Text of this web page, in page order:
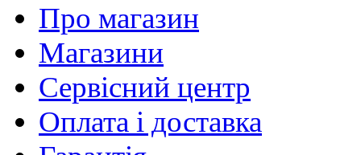
Про магазин
Магазини
Сервісний центр
Оплата і доставка